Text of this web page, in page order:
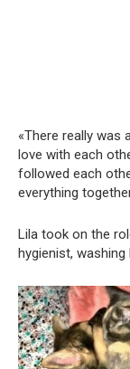
«There really was
love with each
followed each
everything
Lila took on the
hygienist,